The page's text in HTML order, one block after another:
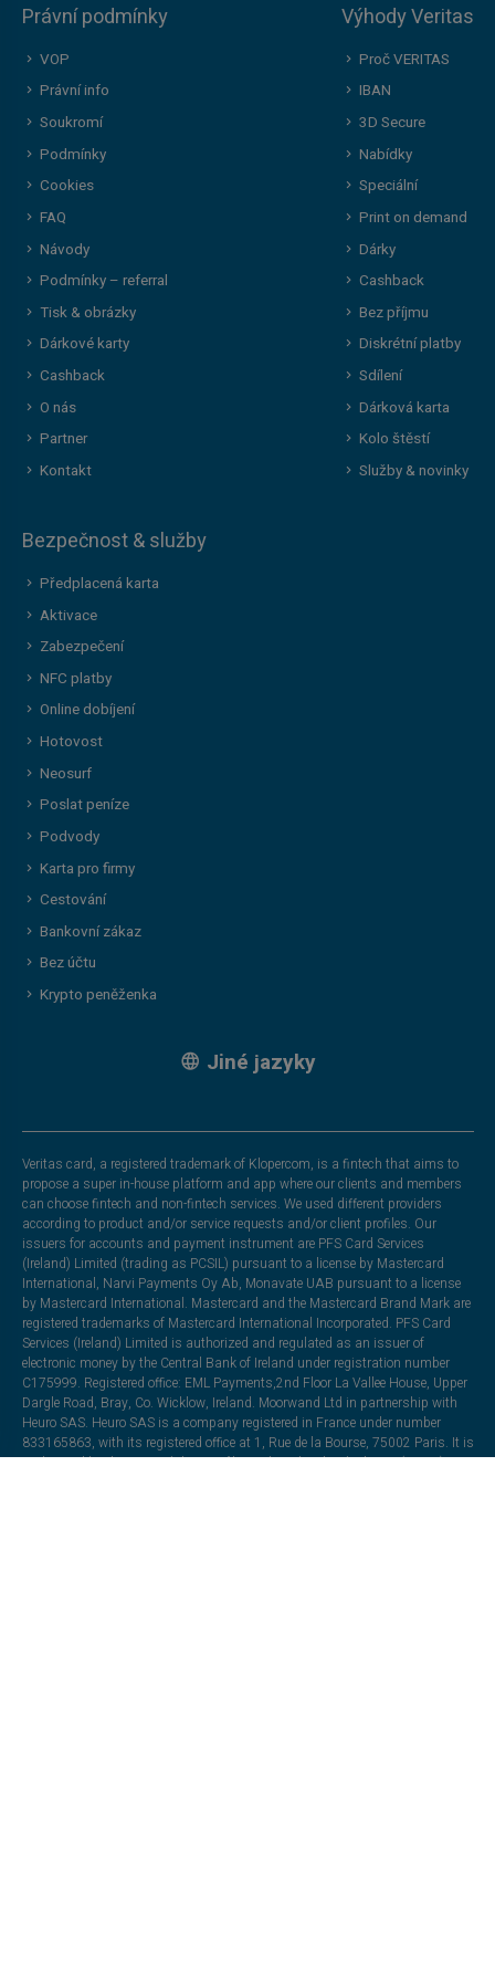
Právní podmínky
VOP
Právní info
Soukromí
Podmínky
Cookies
FAQ
Návody
Podmínky – referral
Tisk & obrázky
Dárkové karty
Cashback
O nás
Partner
Kontakt
Výhody Veritas
Proč VERITAS
IBAN
3D Secure
Nabídky
Speciální
Print on demand
Dárky
Cashback
Bez příjmu
Diskrétní platby
Sdílení
Dárková karta
Kolo štěstí
Služby & novinky
Bezpečnost & služby
Předplacená karta
Aktivace
Zabezpečení
NFC platby
Online dobíjení
Hotovost
Neosurf
Poslat peníze
Podvody
Karta pro firmy
Cestování
Bankovní zákaz
Bez účtu
Krypto peněženka
Jiné jazyky
Veritas card, a registered trademark of Klopercom, is a fintech that aims to
propose a super in-house platform and app where our clients and members
can choose fintech and non-fintech services. We used different providers
according to product and/or service requests and/or client profiles. Our
issuers for accounts and payment instrument are PFS Card Services
(Ireland) Limited (trading as PCSIL) pursuant to a license by Mastercard
International, Narvi Payments Oy Ab, Monavate UAB pursuant to a license
by Mastercard International. Mastercard and the Mastercard Brand Mark are
registered trademarks of Mastercard International Incorporated. PFS Card
Services (Ireland) Limited is authorized and regulated as an issuer of
electronic money by the Central Bank of Ireland under registration number
C175999. Registered office: EML Payments,2nd Floor La Vallee House, Upper
Dargle Road, Bray, Co. Wicklow, Ireland. Moorwand Ltd in partnership with
Heuro SAS. Heuro SAS is a company registered in France under number
833165863, with its registered office at 1, Rue de la Bourse, 75002 Paris. It is
authorised by the Autorité de Contrôle Prudentiel et de Résolution (ACPR),